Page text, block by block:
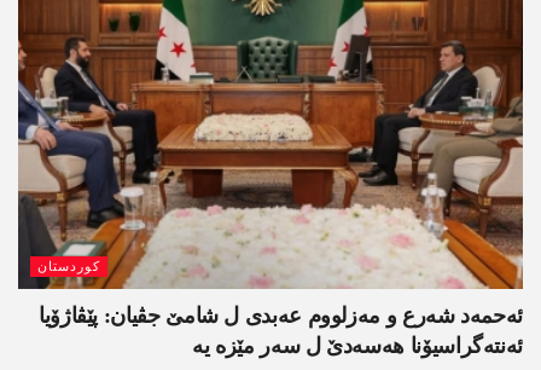
کوردستان
ئەحمەد شەرع و مەزلووم عەبدی ل شامێ جڤیان: پێڤاژۆیا
ئەنتەگراسیۆنا ھەسەدێ ل سەر مێزە یە